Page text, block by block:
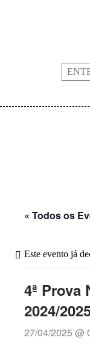
« Todos os
Este evento já
4ª Prova
2024/
27/04/2025 @